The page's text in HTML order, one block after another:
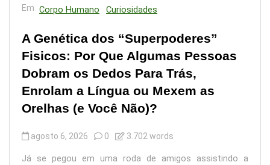
Em Corpo Humano Curiosidades
A Genética dos “Superpoderes”
Fisicos: Por Que Algumas Pessoas
Dobram os Dedos Para Trás,
Enrolam a Língua ou Mexem as
Orelhas (e Você Não)?
agosto 6, 2026 0 3.702 words
Já se pegou em uma roda de amigos assistindo a